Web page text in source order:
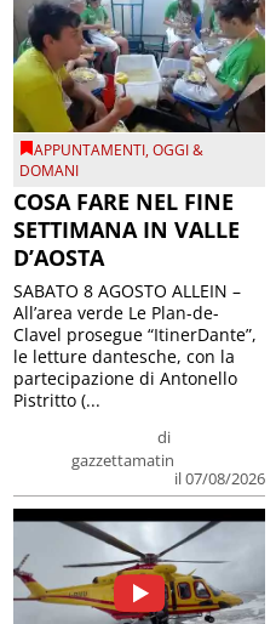
APPUNTAMENTI,OGGI &
DOMANI
COSA FARE NEL FINE
SETTIMANA IN VALLE
D’AOSTA
di
gazzettamatin
il 07/08/2026
SABATO 8 AGOSTO ALLEIN –
All’area verde Le Plan-de-
Clavel prosegue “ItinerDante”,
le letture dantesche, con la
partecipazione di Antonello
Pistritto (...